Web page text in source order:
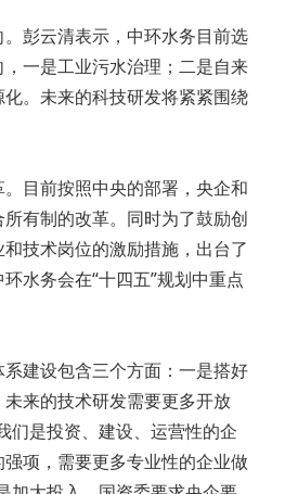
彭云清表示，中环水务目前选
一是工业污水治理；二是自来
。未来的科技研发将紧紧围绕
目前按照中央的部署，央企和
有制的改革。同时为了鼓励创
技术岗位的激励措施，出台了
水务会在“十四五”规划中重点
建设包含三个方面：一是搭好
来的技术研发需要更多开放
们是投资、建设、运营性的企
项，需要更多专业性的企业做